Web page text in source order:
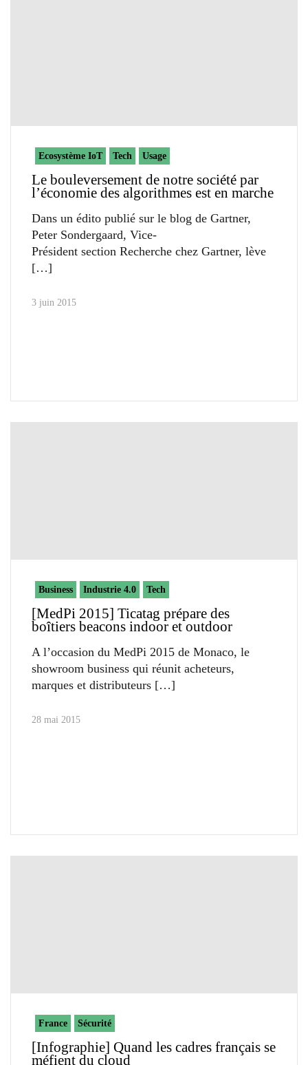
Ecosystème IoT Tech Usage
Le bouleversement de notre société par
l’économie des algorithmes est en marche
Dans un édito publié sur le blog de Gartner,
Peter Sondergaard, Vice-
Président section Recherche chez Gartner, lève
3 juin 2015
Business Industrie 4.0 Tech
[MedPi 2015] Ticatag prépare des
boîtiers beacons indoor et outdoor
A l’occasion du MedPi 2015 de Monaco, le
showroom business qui réunit acheteurs,
marques et distributeurs
28 mai 2015
France Sécurité
[Infographie] Quand les cadres français se
méfient du cloud